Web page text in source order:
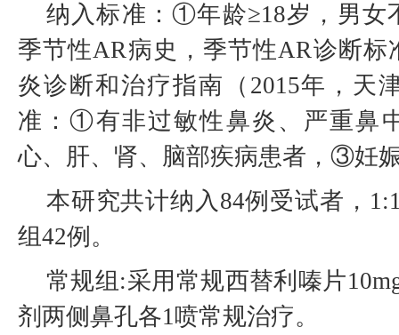
纳入标准：①年龄≥18岁，男
季节性AR病史，季节性AR诊断标
炎诊断和治疗指南（2015年，天
准：①有非过敏性鼻炎、严重鼻
心、肝、肾、脑部疾病患者，③妊
本研究共计纳入84例受试者，
组42例。
常规组:采用常规西替利嗪片
剂两侧鼻孔各1喷常规治疗。